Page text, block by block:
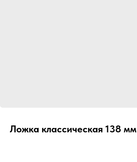
Ложка классическая 138 мм